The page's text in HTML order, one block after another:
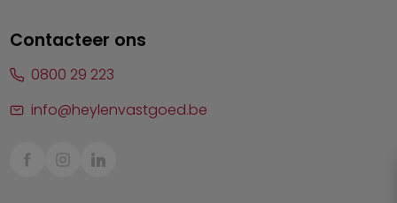
Sint-Truiden
Contacteer ons
0800 29 223
info@heylenvastgoed.be